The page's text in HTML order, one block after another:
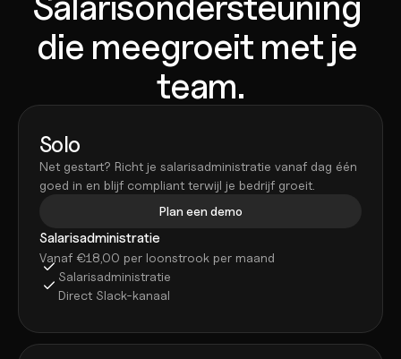
die meegroeit met je
team.
Solo
Net gestart? Richt je salarisadministratie vanaf dag één
goed in en blijf compliant terwijl je bedrijf groeit.
Plan een demo
Salarisadministratie
Vanaf €18,00 per loonstrook per maand
Salarisadministratie
Direct Slack-kanaal